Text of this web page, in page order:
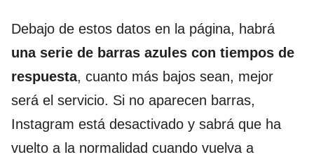
Debajo de estos datos en la página, habrá
una serie de barras azules con tiempos de
respuesta, cuanto más bajos sean, mejor
será el servicio. Si no aparecen barras,
Instagram está desactivado y sabrá que ha
vuelto a la normalidad cuando vuelva a